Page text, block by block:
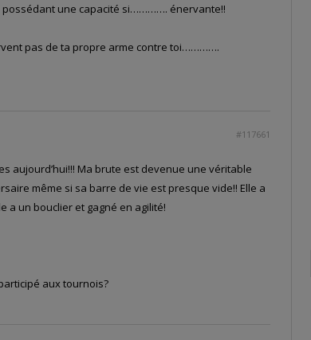
possédant une capacité si…………. énervante!!
pas de ta propre arme contre toi………….
#117661
aujourd’hui!!! Ma brute est devenue une véritable
même si sa barre de vie est presque vide!! Elle a
a un bouclier et gagné en agilité!
aux tournois?